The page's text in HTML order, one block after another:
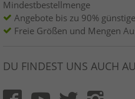
Mindestbestellmenge
Angebote bis zu 90%
Freie Größen und Mengen
DU FINDEST UNS AUCH